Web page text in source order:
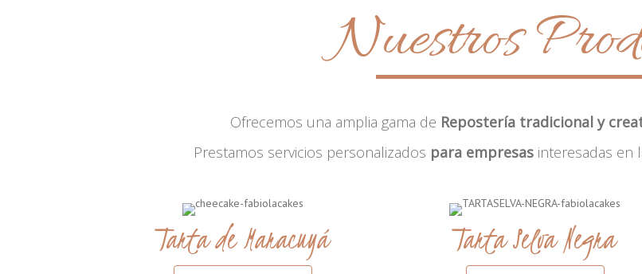
Nuestros
Ofrecemos una amplia gama de Repostería tradicional y
Prestamos servicios personalizados para empresas interesadas en
Tarta de Maracuyá Tarta Selva Negra